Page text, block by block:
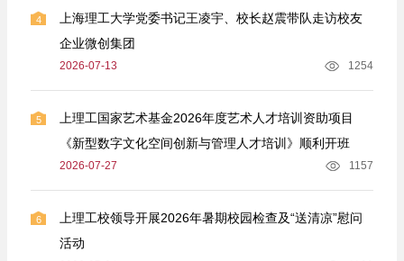
4
上海理工大学党委书记王凌宇、校长赵震带队走访校友
企业微创集团
2026-07-13 1254
5
上理工国家艺术基金2026年度艺术人才培训资助项目
《新型数字文化空间创新与管理人才培训》顺利开班
2026-07-27 1157
6
上理工校领导开展2026年暑期校园检查及“送清凉”慰问
活动